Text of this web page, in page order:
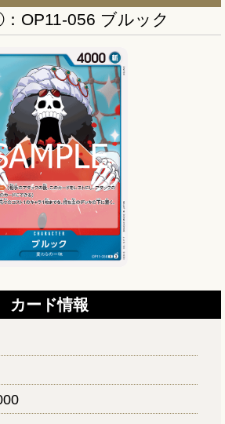
OP11-056 ブルック
カード情報